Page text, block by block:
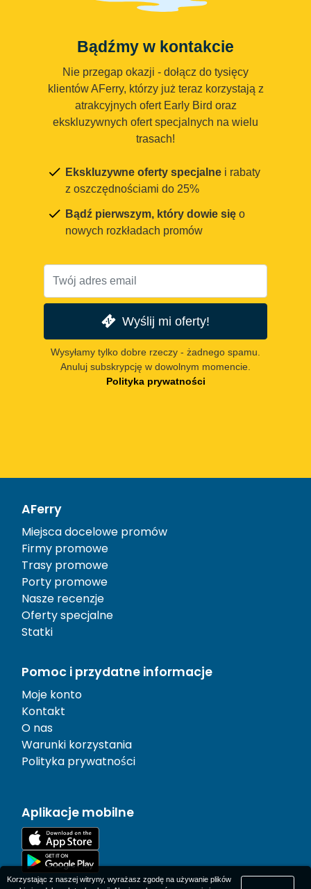
Bądźmy w kontakcie
Nie przegap okazji - dołącz do tysięcy
klientów AFerry, którzy już teraz korzystają z
atrakcyjnych ofert Early Bird oraz
ekskluzywnych ofert specjalnych na wielu
trasach!
Ekskluzywne oferty specjalne i rabaty
z oszczędnościami do 25%
Bądź pierwszym, który dowie się o
nowych rozkładach promów
Wyślij mi oferty!
Wysyłamy tylko dobre rzeczy - żadnego spamu.
Anuluj subskrypcję w dowolnym momencie.
Polityka prywatności
AFerry
Miejsca docelowe promów
Firmy promowe
Trasy promowe
Porty promowe
Nasze recenzje
Oferty specjalne
Statki
Pomoc i przydatne informacje
Moje konto
Kontakt
O nas
Warunki korzystania
Polityka prywatności
Aplikacje mobilne
Korzystając z naszej witryny, wyrażasz zgodę na używanie plików